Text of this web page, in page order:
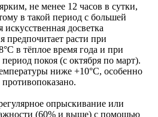
не менее 12 часов в сутки,
в такой период с большей
искусственная досветка
расти при
в тёплое время года и при
покоя (с октября по март).
ниже +10°С, особенно
опрыскивание или
(60% и выше) с помощью